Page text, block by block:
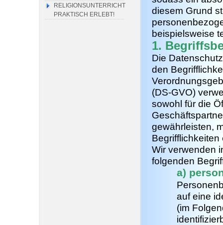
RELIGIONSUNTERRICHT
PRAKTISCH ERLEBT!
diesem Grund
beispielsweise
1.
Die
den
(DS-GVO)
sowohl für die
gewährleisten,
Begrifflichkeiten
Wir verwenden
folgenden
a)
auf eine
(im